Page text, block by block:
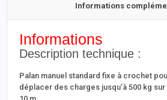
Informations
Informations
Description technique :
Palan manuel standard fixe à crochet
déplacer des charges jusqu’à 500 kg